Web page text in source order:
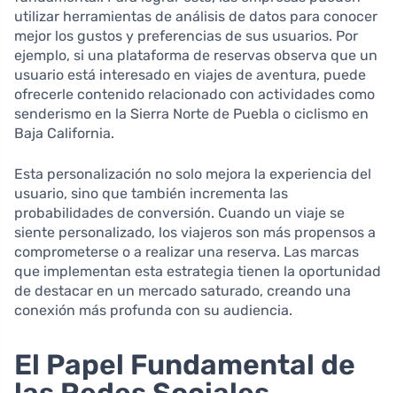
utilizar herramientas de análisis de datos para conocer
mejor los gustos y preferencias de sus usuarios. Por
ejemplo, si una plataforma de reservas observa que un
usuario está interesado en viajes de aventura, puede
ofrecerle contenido relacionado con actividades como
senderismo en la Sierra Norte de Puebla o ciclismo en
Baja California.
Esta personalización no solo mejora la experiencia del
usuario, sino que también incrementa las
probabilidades de conversión. Cuando un viaje se
siente personalizado, los viajeros son más propensos a
comprometerse o a realizar una reserva. Las marcas
que implementan esta estrategia tienen la oportunidad
de destacar en un mercado saturado, creando una
conexión más profunda con su audiencia.
El Papel Fundamental de